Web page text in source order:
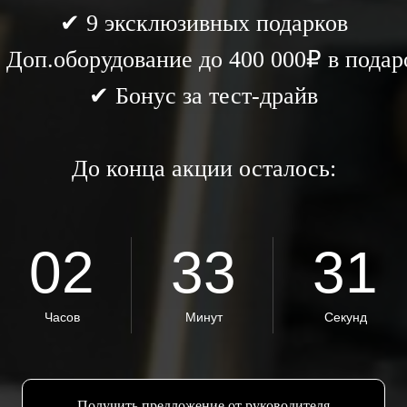
✔ 9 эксклюзивных подарков
до 400 000₽ в
✔ Бонус за тест-драйв
До конца акции осталось:
02
Часов
33
Минут
28
Секунд